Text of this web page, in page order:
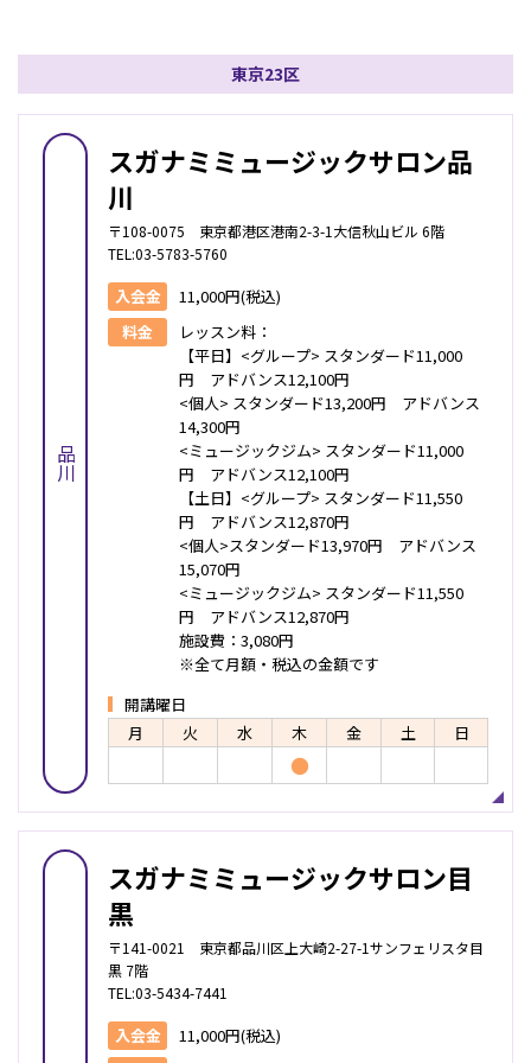
東京23区
品川
スガナミミュージックサロン品
川
〒108-0075 東京都港区港南2-3-1大信秋山ビル 6階
TEL:03-5783-5760
入会金
11,000円(税込)
料金
レッスン料：
【平日】<グループ> スタンダード11,000
円 アドバンス12,100円
<個人> スタンダード13,200円 アドバンス
14,300円
<ミュージックジム> スタンダード11,000
円 アドバンス12,100円
【土日】<グループ> スタンダード11,550
円 アドバンス12,870円
<個人>スタンダード13,970円 アドバンス
15,070円
<ミュージックジム> スタンダード11,550
円 アドバンス12,870円
施設費：3,080円
※全て月額・税込の金額です
開講曜日
月
火 水 木 金 土 日
●
スガナミミュージックサロン目
黒
〒141-0021 東京都品川区上大崎2-27-1サンフェリスタ目
黒 7階
TEL:03-5434-7441
入会金
11,000円(税込)